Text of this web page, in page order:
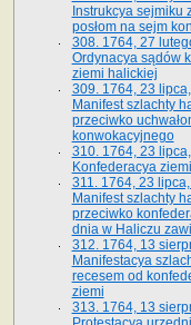
Instrukcya sejmiku
posłom na sejm
308. 1764, 27
Ordynacya sądów
ziemi halickiej
309. 1764, 23
Manifest szlachty
przeciwko
konwokacyjnego
310. 1764, 23
Konfederacya
311. 1764, 23
Manifest szlachty
przeciwko
dnia w Haliczu
312. 1764, 13
Manifestacya
recesem od
ziemi
313. 1764, 13